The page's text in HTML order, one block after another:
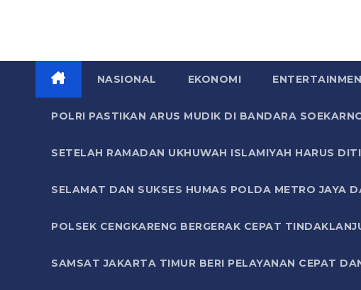
NASIONAL EKONOMI
POLRI PASTIKAN ARUS MUDIK DI BANDARA
SETELAH RAMADAN UKHUWAH ISLAMIYAH HARUS
SELAMAT DAN SUKSES HUMAS POLDA METRO JAYA
POLSEK CENGKARENG BERGERAK CEPAT
SAMSAT JAKARTA TIMUR BERI PELAYANAN CEPAT